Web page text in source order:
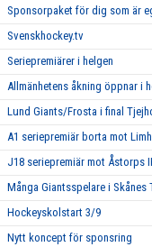
Sponsorpaket för dig som är
Svenskhockey.tv
Seriepremiärer i helgen
Allmänhetens åkning öppnar i
Lund Giants/Frosta i final
A1 seriepremiär borta mot
J18 seriepremiär mot Åstorps
Många Giantsspelare i Skånes
Hockeyskolstart 3/9
Nytt koncept för sponsring